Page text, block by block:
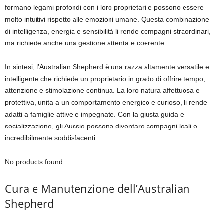
formano legami profondi con i loro proprietari e possono essere
molto intuitivi rispetto alle emozioni umane. Questa combinazione
di intelligenza, energia e sensibilità li rende compagni straordinari,
ma richiede anche una gestione attenta e coerente.
In sintesi, l’Australian Shepherd è una razza altamente versatile e
intelligente che richiede un proprietario in grado di offrire tempo,
attenzione e stimolazione continua. La loro natura affettuosa e
protettiva, unita a un comportamento energico e curioso, li rende
adatti a famiglie attive e impegnate. Con la giusta guida e
socializzazione, gli Aussie possono diventare compagni leali e
incredibilmente soddisfacenti.
No products found.
Cura e Manutenzione dell’Australian
Shepherd